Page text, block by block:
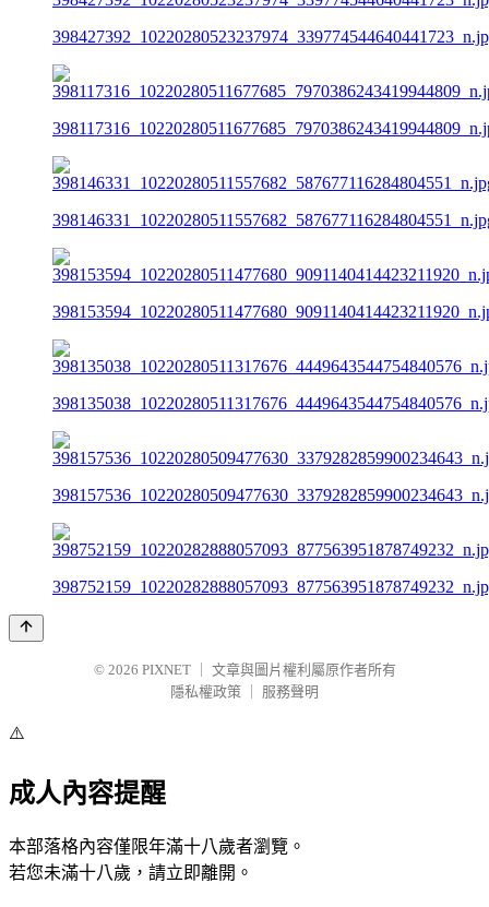
© 2026 PIXNET
文章與圖片權利屬原作者所有
隱私權政策
服務聲明
⚠️
成人內容提醒
本部落格內容僅限年滿十八歲者瀏覽。
若您未滿十八歲，請立即離開。